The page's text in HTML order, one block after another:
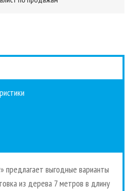
предлагает выгодные варианты
из дерева 7 метров в длину